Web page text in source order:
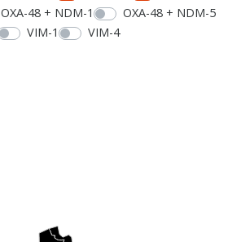
OXA-48 + NDM-1
OXA-48 + NDM-5
VIM-1
VIM-4